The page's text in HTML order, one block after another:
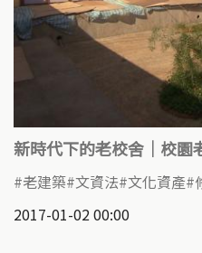
新時代下的老校舍｜校園
老建築 文資法 文化資產
2017-01-02 00:00